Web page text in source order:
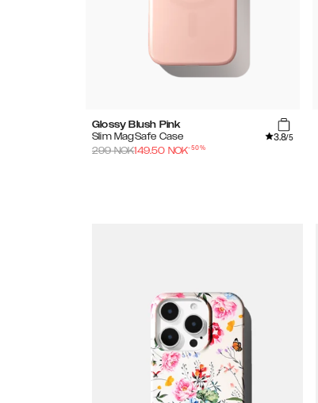
Glossy Blush Pink
Slim MagSafe Case
3.8/5
299NOK149.50 NOK-50%